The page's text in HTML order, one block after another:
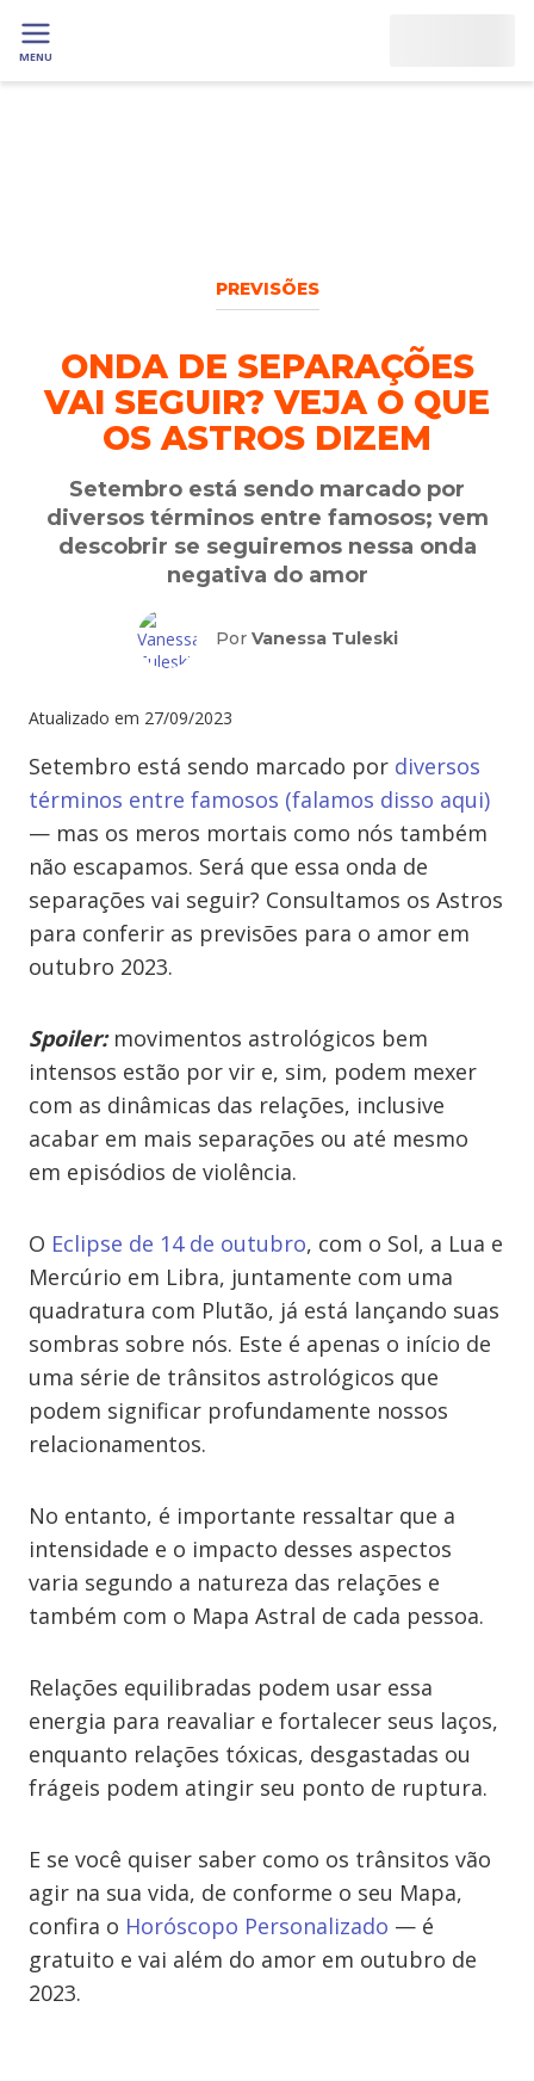
MENU
PREVISÕES
ONDA DE SEPARAÇÕES
VAI SEGUIR? VEJA O QUE
OS ASTROS DIZEM
Setembro está sendo marcado por
diversos términos entre famosos; vem
descobrir se seguiremos nessa onda
negativa do amor
Por Vanessa Tuleski
Atualizado em 27/09/2023
Setembro está sendo marcado por diversos
términos entre famosos (falamos disso aqui)
— mas os meros mortais como nós também
não escapamos. Será que essa onda de
separações vai seguir? Consultamos os Astros
para conferir as previsões para o amor em
outubro 2023.
Spoiler:movimentos astrológicos bem
intensos estão por vir e, sim, podem mexer
com as dinâmicas das relações, inclusive
acabar em mais separações ou até mesmo
em episódios de violência.
O Eclipse de 14 de outubro, com o Sol, a Lua e
Mercúrio em Libra, juntamente com uma
quadratura com Plutão, já está lançando suas
sombras sobre nós. Este é apenas o início de
uma série de trânsitos astrológicos que
podem significar profundamente nossos
relacionamentos.
No entanto, é importante ressaltar que a
intensidade e o impacto desses aspectos
varia segundo a natureza das relações e
também com o Mapa Astral de cada pessoa.
Relações equilibradas podem usar essa
energia para reavaliar e fortalecer seus laços,
enquanto relações tóxicas, desgastadas ou
frágeis podem atingir seu ponto de ruptura.
E se você quiser saber como os trânsitos vão
agir na sua vida, de conforme o seu Mapa,
confira o Horóscopo Personalizado — é
gratuito e vai além do amor em outubro de
2023.